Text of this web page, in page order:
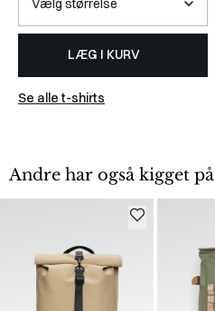
LÆG I KURV
Se alle t-shirts
Andre har også kigget på